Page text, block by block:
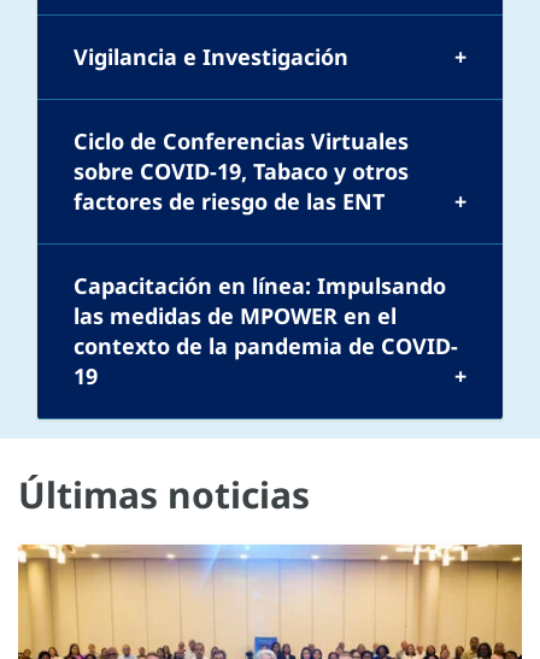
Vigilancia e Investigación
Ciclo de Conferencias Virtuales
sobre COVID-19, Tabaco y otros
factores de riesgo de las ENT
Capacitación en línea: Impulsando
las medidas de MPOWER en el
contexto de la pandemia de COVID-
19
Últimas noticias